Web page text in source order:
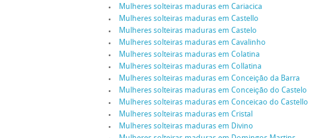
Mulheres solteiras maduras em Cariacica
Mulheres solteiras maduras em Castello
Mulheres solteiras maduras em Castelo
Mulheres solteiras maduras em Cavalinho
Mulheres solteiras maduras em Colatina
Mulheres solteiras maduras em Collatina
Mulheres solteiras maduras em Conceição da Barra
Mulheres solteiras maduras em Conceição do Castelo
Mulheres solteiras maduras em Conceicao do Castello
Mulheres solteiras maduras em Cristal
Mulheres solteiras maduras em Divino